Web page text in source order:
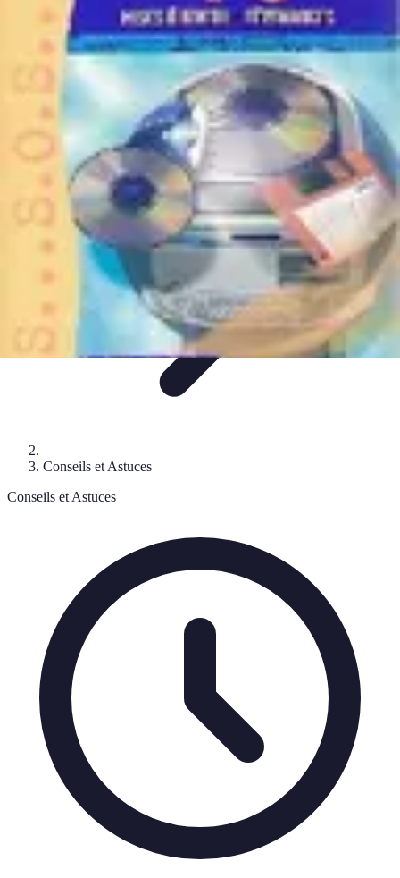
Serrurier Rapide Paris
Choix du serrurierConseils et AstucesConseils PratiquesChoisir un
Produits et Services
Serrurier Rapide Paris
Conseils et Astuces
Conseils et Astuces